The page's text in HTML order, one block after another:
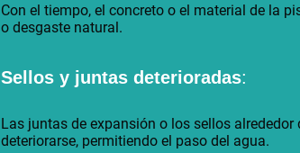
Con el tiempo, el concreto o el material de la
o desgaste natural.
Sellos y juntas deterioradas:
Las juntas de expansión o los sellos
deteriorarse, permitiendo el paso del agua.